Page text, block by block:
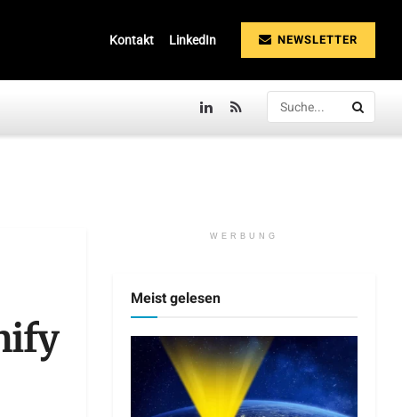
Kontakt LinkedIn NEWSLETTER
WERBUNG
Meist gelesen